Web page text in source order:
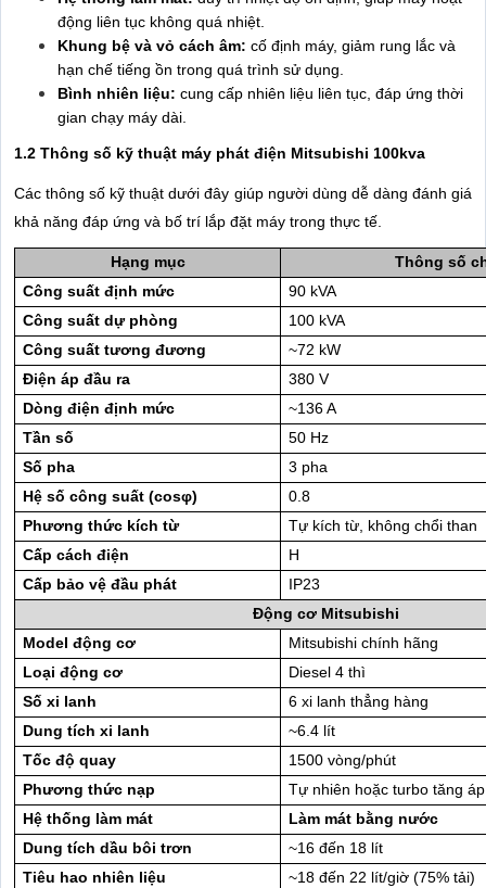
động liên tục không quá nhiệt.
Khung bệ và vỏ cách âm: cố định máy, giảm rung lắc và
hạn chế tiếng ồn trong quá trình sử dụng.
Bình nhiên liệu: cung cấp nhiên liệu liên tục, đáp ứng thời
gian chạy máy dài.
1.2 Thông số kỹ thuật máy phát điện Mitsubishi 100kva
Các thông số kỹ thuật dưới đây giúp người dùng dễ dàng đánh giá
khả năng đáp ứng và bố trí lắp đặt máy trong thực tế.
Hạng mục
Thông số
Công suất định mức
90 kVA
Công suất dự phòng
100 kVA
Công suất tương đương
~72 kW
Điện áp đầu ra
380 V
Dòng điện định mức
~136 A
Tần số
50 Hz
Số pha
3 pha
Hệ số công suất (cosφ)
0.8
Phương thức kích từ
Tự kích từ, không chổi than
Cấp cách điện
H
Cấp bảo vệ đầu phát
IP23
Động cơ Mitsubishi
Model động cơ
Mitsubishi chính hãng
Loại động cơ
Diesel 4 thì
Số xi lanh
6 xi lanh thẳng hàng
Dung tích xi lanh
~6.4 lít
Tốc độ quay
1500 vòng/phút
Phương thức nạp
Tự nhiên hoặc turbo tăng áp
Hệ thống làm mát
Làm mát bằng nước
Dung tích dầu bôi trơn
~16 đến 18 lít
Tiêu hao nhiên liệu
~18 đến 22 lít/giờ (75% tải)